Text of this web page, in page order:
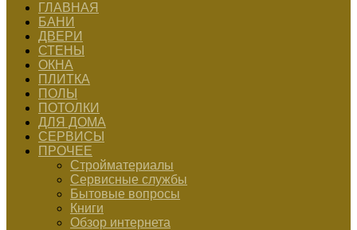
ГЛАВНАЯ
БАНИ
ДВЕРИ
СТЕНЫ
ОКНА
ПЛИТКА
ПОЛЫ
ПОТОЛКИ
ДЛЯ ДОМА
СЕРВИСЫ
ПРОЧЕЕ
Стройматериалы
Сервисные службы
Бытовые вопросы
Книги
Обзор интернета